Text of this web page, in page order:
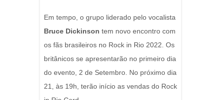
Em tempo, o grupo liderado pelo vocalista
Bruce Dickinson tem novo encontro com
os fãs brasileiros no Rock in Rio 2022. Os
britânicos se apresentarão no primeiro dia
do evento, 2 de Setembro. No próximo dia
21, às 19h, terão início as vendas do Rock